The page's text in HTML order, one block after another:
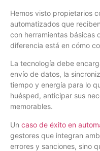
Hemos visto propietarios
automatizados que
con herramientas básicas
diferencia está en cómo
La tecnología debe
envío de datos, la
tiempo y energía para lo
huésped, anticipar sus
memorables.
Un caso de éxito en
gestores que integran
errores y sanciones, sino